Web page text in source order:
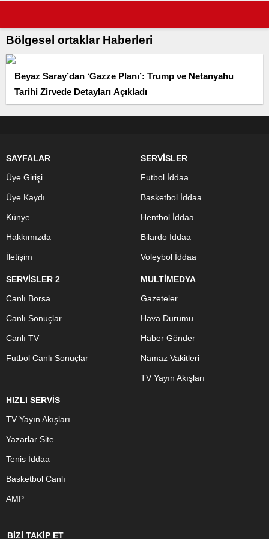
Bölgesel ortaklar Haberleri
Beyaz Saray’dan ‘Gazze Planı’: Trump ve Netanyahu
Tarihi Zirvede Detayları Açıkladı
SAYFALAR
Üye Girişi
Üye Kaydı
Künye
Hakkımızda
İletişim
SERVİSLER
Futbol İddaa
Basketbol İddaa
Hentbol İddaa
Bilardo İddaa
Voleybol İddaa
SERVİSLER 2
Canlı Borsa
Canlı Sonuçlar
Canlı TV
Futbol Canlı Sonuçlar
MULTİMEDYA
Gazeteler
Hava Durumu
Haber Gönder
Namaz Vakitleri
TV Yayın Akışları
HIZLI SERVİS
TV Yayın Akışları
Yazarlar Site
Tenis İddaa
Basketbol Canlı
AMP
BİZİ TAKİP ET